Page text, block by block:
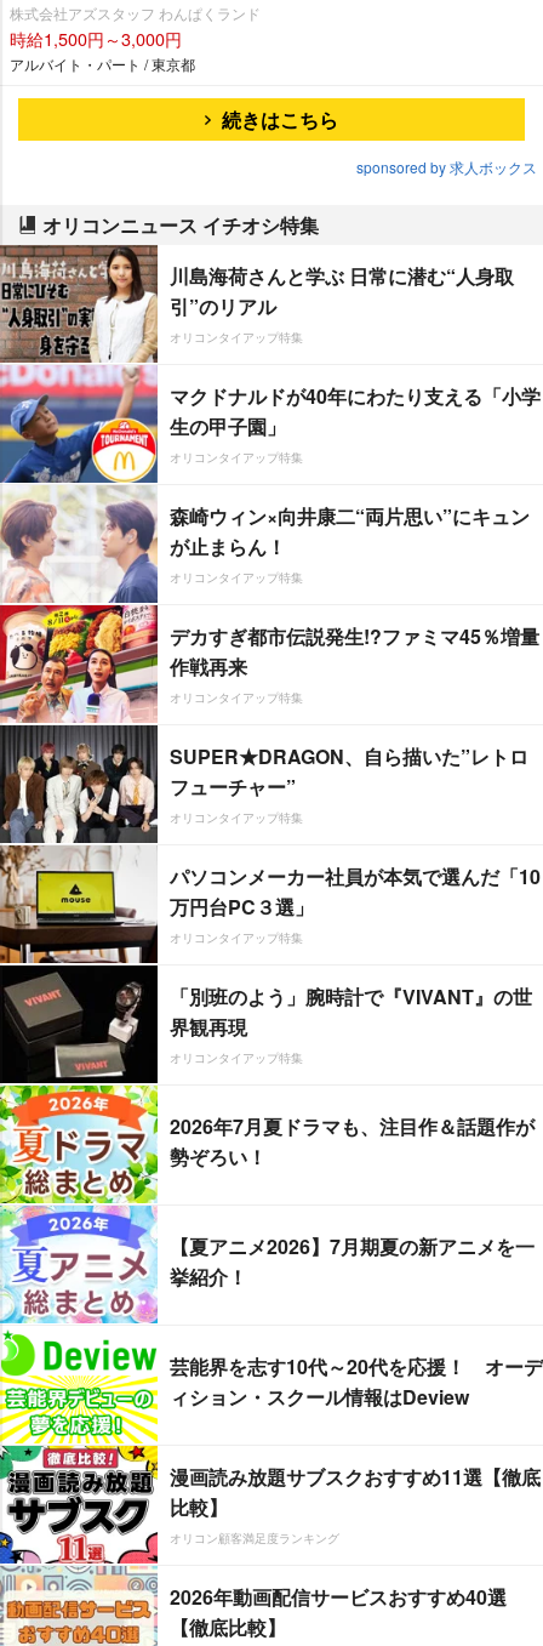
株式会社アズスタッフ わんぱくランド
時給1,500円～3,000円
アルバイト・パート / 東京都
続きはこちら
sponsored by 求人ボックス
オリコンニュース イチオシ特集
川島海荷さんと学ぶ 日常に潜む“人身取
引”のリアル
オリコンタイアップ特集
マクドナルドが40年にわたり支える「小学
生の甲子園」
オリコンタイアップ特集
森崎ウィン×向井康二“両片思い”にキュン
が止まらん！
オリコンタイアップ特集
デカすぎ都市伝説発生!?ファミマ45％増量
作戦再来
オリコンタイアップ特集
SUPER★DRAGON、自ら描いた”レトロ
フューチャー”
オリコンタイアップ特集
パソコンメーカー社員が本気で選んだ「10
万円台PC３選」
オリコンタイアップ特集
「別班のよう」腕時計で『VIVANT』の世
界観再現
オリコンタイアップ特集
2026年7月夏ドラマも、注目作＆話題作が
勢ぞろい！
【夏アニメ2026】7月期夏の新アニメを一
挙紹介！
芸能界を志す10代～20代を応援！ オーデ
ィション・スクール情報はDeview
漫画読み放題サブスクおすすめ11選【徹底
比較】
オリコン顧客満足度ランキング
2026年動画配信サービスおすすめ40選
【徹底比較】